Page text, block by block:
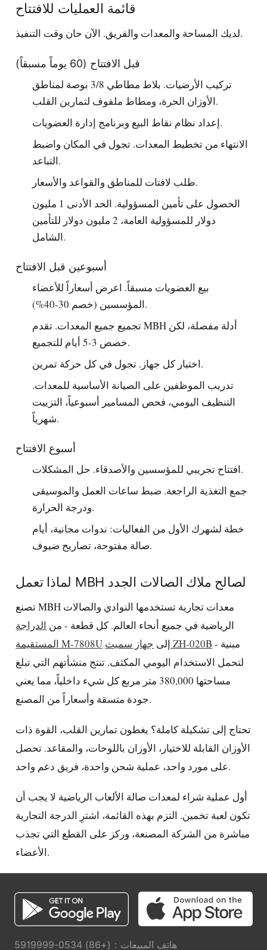
قائمة العمليات للافتتاح
لديك المساحة والمعدات والفريق. الآن حان وقت التنفيذ.
قبل الافتتاح (60 يوماً مسبقاً)
تركيب الأرضيات. بلاط مطاطي 3/8 بوصة لمناطق
الأوزان الحرة، ومطاط ملفوف لتمارين القلب.
إعداد نظام نقاط البيع وبرنامج إدارة العضويات.
الانتهاء من تخطيط المعدات. تجول في المكان واضبط
التباعد.
طلب لافتات للمناطق والقواعد والأسعار.
الحصول على تأمين المسؤولية. الحد الأدنى 1 مليون
دولار للمسؤولية العامة، 2 مليون دولار للتأمين
الشامل.
أسبوعين قبل الافتتاح
بيع العضويات مسبقاً. اعرض أسعاراً للأعضاء
المؤسسين (خصم 30-40%).
تجميع جميع المعدات. تقدم MBH أدلة مفصلة، لكن
خصص 3-5 أيام للتجميع.
اختبار كل جهاز. تجول في كل حركة تمرين.
تدريب الموظفين على الصيانة الأساسية للمعدات.
التنظيف اليومي، فحص المسامير أسبوعياً، التزييت
شهرياً.
أسبوع الافتتاح
افتتاح تجريبي للمؤسسين والأصدقاء. حل المشكلات.
جمع التغذية الراجعة. ضبط ساعات العمل والموسيقى
ودرجة الحرارة.
خطة لشهرك الأول من الفعاليات: ندوات مجانية، أيام
صالة مفتوحة، تصاريح ضيوف.
لماذا تعمل MBH لصالح ملاك الصالات الجدد
تصنع MBH معدات تجارية تستخدمها النوادي والصالات
الرياضية في جميع أنحاء العالم. كل قطعة - من الدراجة
المستقيمة M-7808U
إلى جهاز سميث ZH-020B - مبنية
لتحمل الاستخدام اليومي المكثف. تنتج منشأتهم التي تبلغ
مساحتها 380,000 متر مربع كل شيء داخلياً، مما يعني
جودة متسقة وأسعاراً من المصنع.
تحتاج إلى تشكيلة كاملة؟ يغطون تمارين القلب، القوة ذات
الأوزان القابلة للاختيار، الأوزان باللوحات، والمقاعد. تحصل
على مورد واحد، عملية شحن واحدة، فريق دعم واحد.
أول عملية شراء لمعدات صالة الألعاب الرياضية لا يجب أن
تكون لعبة تخمين. التزم بهذه القائمة، اشترِ الدرجة التجارية
مباشرة من الشركة المصنعة، وركز على القطع التي تجذب
الأعضاء.
هاتف المبيعات：(+86) 0534-5919999